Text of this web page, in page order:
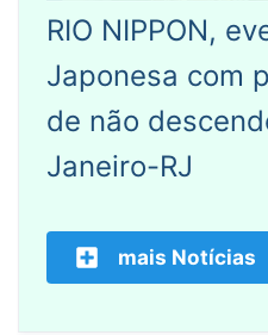
RIO NIPPON,
Japonesa com
de não
Janeiro-RJ
mais Notícias